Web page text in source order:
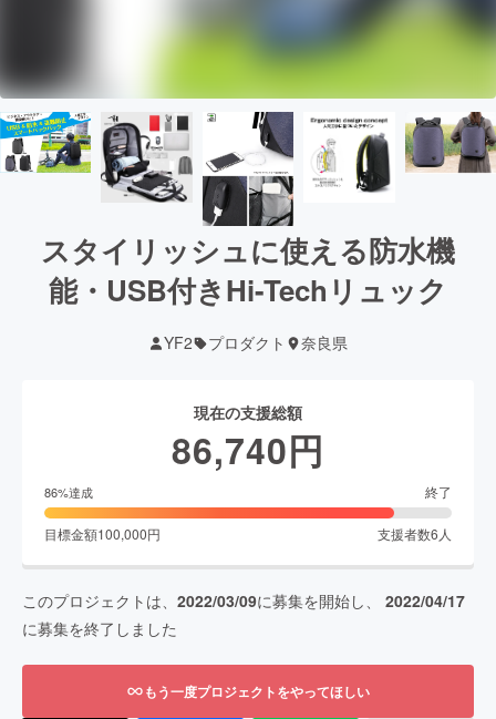
スタイリッシュに使える防水機
能・USB付きHi-Techリュック
YF2 プロダクト 奈良県
現在の支援総額
86,740円
86%達成 終了
目標金額100,000円 支援者数6 人
このプロジェクトは、 2022/03/09に募集を開始し、 2022/04/17
に募集を終了しました
もう一度プロジェクトをやってほしい